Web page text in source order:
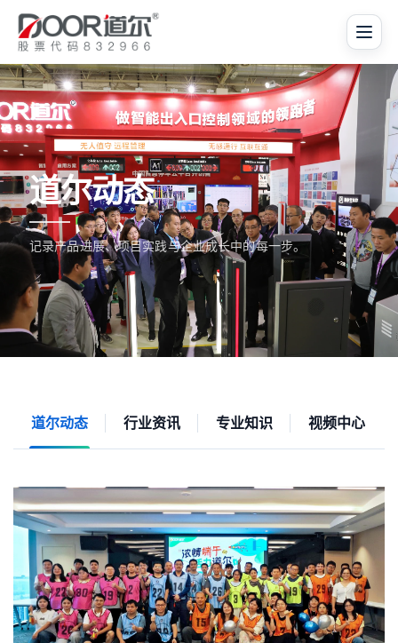
道尔动态
记录产品进展、项目实践与企业成长中的每一步。
道尔动态 行业资讯 专业知识 视频中心